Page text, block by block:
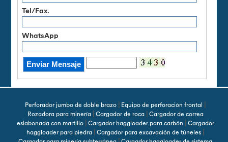
Tel/Fax.
WhatsApp
Perforador jumbo de doble brazo Equipo de perforación frontal
Rozadora para minería| Cargador de roca|
Cargador de correa
eslabonada con martillo| Cargador haggloader para carbón
Cargador
haggloader para piedra
Cargador para excavación de túneles